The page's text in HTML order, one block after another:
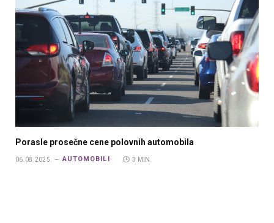
Porasle prosečne cene polovnih automobila
06.08.2025. AUTOMOBILI 3 MIN.